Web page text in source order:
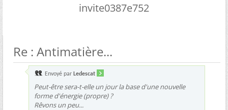
invite0387e752
Re : Antimatière...
Envoyé par Ledescat
Peut-être sera-t-elle un jour la base d'une nouvelle
forme d'énergie (propre) ?
Rêvons un peu...